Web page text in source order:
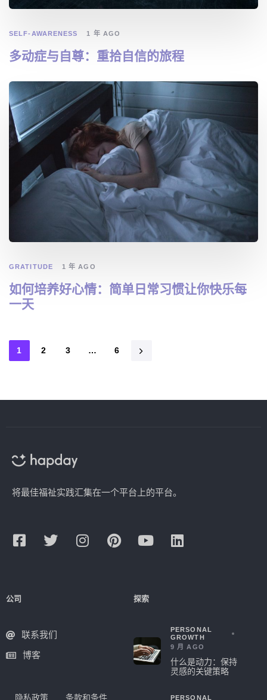
SELF-AWARENESS 1 年 AGO
多动症与自尊：重拾自信的旅程
GRATITUDE 1 年 AGO
如何培养好心情：简单日常习惯让你快乐每
一天
1 2 3 … 6
将最佳福祉实践汇集在一个平台上的平台。
公司
联系我们
博客
隐私政策 条款和条件
探索
PERSONAL
GROWTH
9 月 AGO
什么是动力：保持
灵感的关键策略
PERSONAL